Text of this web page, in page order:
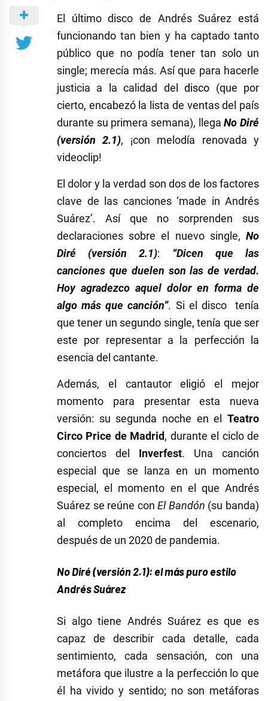
El último disco de Andrés Suárez está
funcionando tan bien y ha captado tanto
público que no podía tener tan solo un
single; merecía más. Así que para hacerle
justicia a la calidad deldisco (que por
cierto, encabezó la lista de ventas del país
durante su primera semana), llegaNo Diré
(versión 2.1), ¡con melodía renovada y
videoclip!
El dolor y la verdad son dos de los factores
clave de las canciones ‘made in Andrés
Suárez’. Así que no sorprenden sus
declaraciones sobre el nuevo single, No
Diré (versión 2.1): “Dicen que las
canciones que duelen son las de verdad.
Hoy agradezco aquel dolor en forma de
algo más que canción”. Si el disco tenía
que tener un segundo single, tenía que ser
este por representar a la perfección la
esencia del cantante.
Además, el cantautor eligió el mejor
momento para presentar esta nueva
versión: su segunda noche en el Teatro
Circo Price de Madrid, durante el ciclo de
conciertos del Inverfest. Una canción
especial que se lanza en un momento
especial, el momento en el que Andrés
Suárez se reúne conEl Bandón (su banda)
al completo encima del escenario,
después de un 2020 de pandemia.
No Diré (versión 2.1): el más puro estilo
Andrés Suárez
Si algo tiene Andrés Suárez es que es
capaz de describir cada detalle, cada
sentimiento, cada sensación, con una
metáfora que ilustre a la perfección lo que
él ha vivido y sentido; no son metáforas